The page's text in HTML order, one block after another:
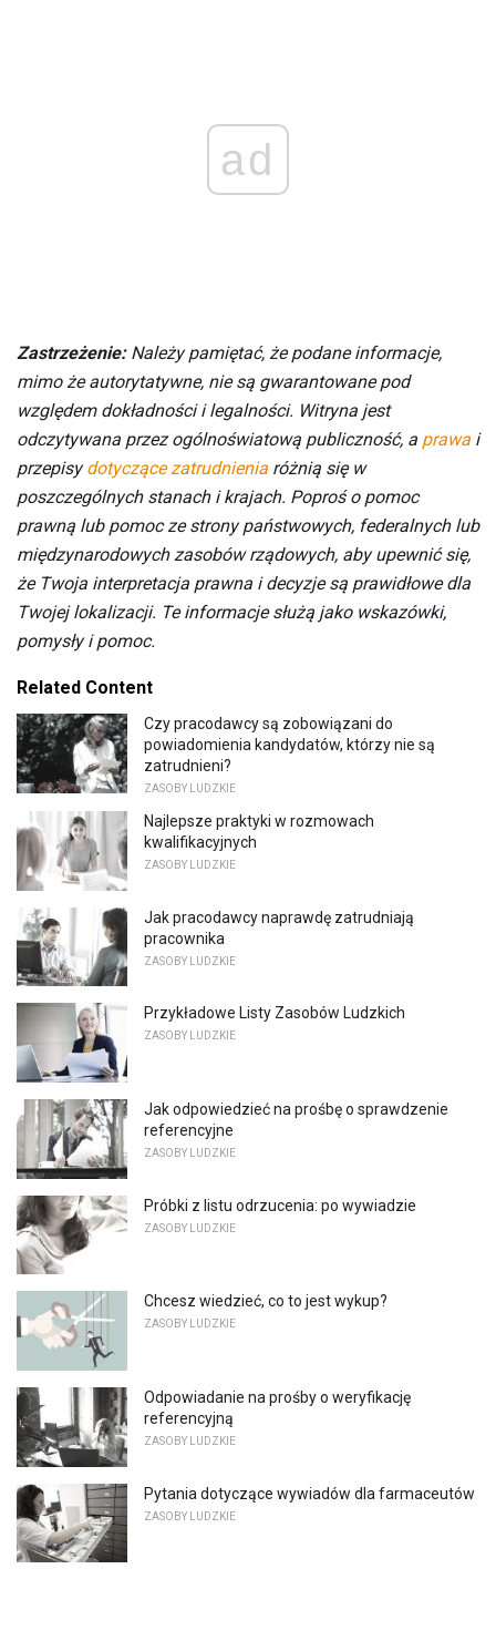
ad
Zastrzeżenie:Należy pamiętać, że podane informacje,
mimo że autorytatywne, nie są gwarantowane pod
względem dokładności i legalności. Witryna jest
odczytywana przez ogólnoświatową publiczność, a prawa i
przepisydotyczące zatrudnienia różnią się w
poszczególnych stanach i krajach. Poproś o pomoc
prawną lub pomoc ze strony państwowych, federalnych lub
międzynarodowych zasobów rządowych, aby upewnić się,
że Twoja interpretacja prawna i decyzje są prawidłowe dla
Twojej lokalizacji. Te informacje służą jako wskazówki,
pomysły i pomoc.
Related Content
Czy pracodawcy są zobowiązani do
powiadomienia kandydatów, którzy nie są
zatrudnieni?
ZASOBY LUDZKIE
Najlepsze praktyki w rozmowach
kwalifikacyjnych
ZASOBY LUDZKIE
Jak pracodawcy naprawdę zatrudniają
pracownika
ZASOBY LUDZKIE
Przykładowe Listy Zasobów Ludzkich
ZASOBY LUDZKIE
Jak odpowiedzieć na prośbę o sprawdzenie
referencyjne
ZASOBY LUDZKIE
Próbki z listu odrzucenia: po wywiadzie
ZASOBY LUDZKIE
Chcesz wiedzieć, co to jest wykup?
ZASOBY LUDZKIE
Odpowiadanie na prośby o weryfikację
referencyjną
ZASOBY LUDZKIE
Pytania dotyczące wywiadów dla farmaceutów
ZASOBY LUDZKIE